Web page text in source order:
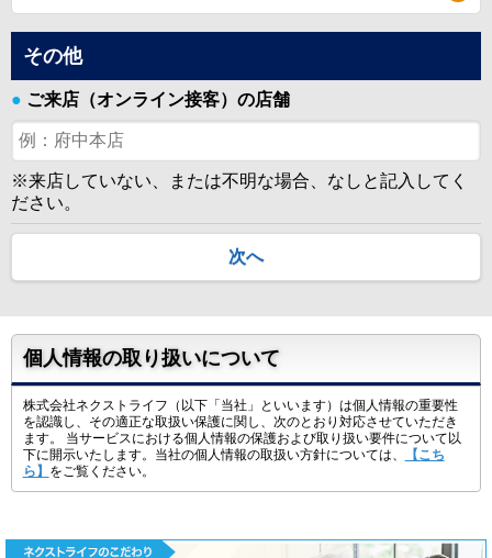
その他
● ご来店（オンライン接客）の店舗
※来店していない、または不明な場合、なしと記入してく
ださい。
次へ
個人情報の取り扱いについて
株式会社ネクストライフ（以下「当社」といいます）は個人情報の重要性
を認識し、その適正な取扱い保護に関し、次のとおり対応させていただき
ます。 当サービスにおける個人情報の保護および取り扱い要件について以
下に開示いたします。当社の個人情報の取扱い方針については、
【こち
ら】
をご覧ください。